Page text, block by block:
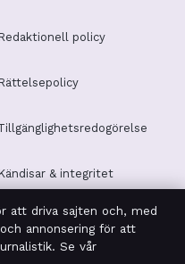
Redaktionell policy
Rättelsepolicy
& integritet
att driva sajten och, med
annonsering för att
Se vår